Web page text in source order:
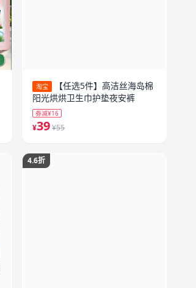
淘宝
【任选5件】高洁丝海岛棉
阳光烘烘卫生巾护垫夜安裤
券减¥16
¥39 ¥55
4.6折